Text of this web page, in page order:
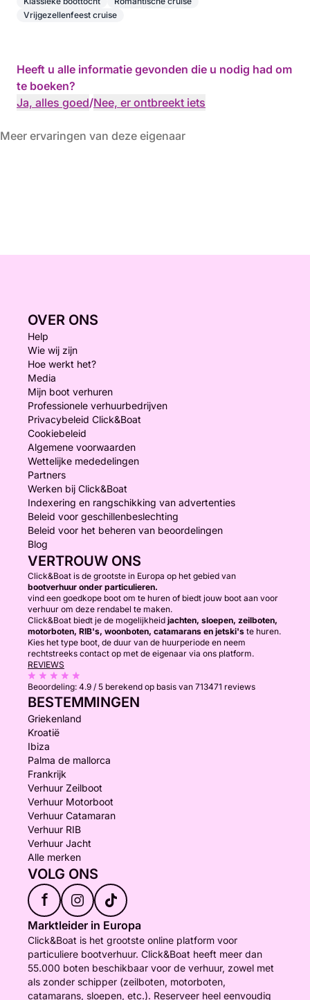
Vrijgezellenfeest cruise
Heeft u alle informatie gevonden die u nodig had om
te boeken?
Ja, alles goed/Nee, er ontbreekt iets
Meer ervaringen van deze eigenaar
OVER ONS
Help
Wie wij zijn
Hoe werkt het?
Media
Mijn boot verhuren
Professionele verhuurbedrijven
Privacybeleid Click&Boat
Cookiebeleid
Algemene voorwaarden
Wettelijke mededelingen
Partners
Werken bij Click&Boat
Indexering en rangschikking van advertenties
Beleid voor geschillenbeslechting
Beleid voor het beheren van beoordelingen
Blog
VERTROUW ONS
Click&Boat is de grootste in Europa op het gebied van
bootverhuur onder particulieren.
vind een goedkope boot om te huren of biedt jouw boot aan voor
verhuur om deze rendabel te maken.
Click&Boat biedt je de mogelijkheid jachten, sloepen, zeilboten,
motorboten, RIB's, woonboten, catamarans en jetski's te huren.
Kies het type boot, de duur van de huurperiode en neem
rechtstreeks contact op met de eigenaar via ons platform.
REVIEWS
Beoordeling: 4.9 / 5 berekend op basis van 713471 reviews
BESTEMMINGEN
Griekenland
Kroatië
Ibiza
Palma de mallorca
Frankrijk
Verhuur Zeilboot
Verhuur Motorboot
Verhuur Catamaran
Verhuur RIB
Verhuur Jacht
Alle merken
VOLG ONS
f
Marktleider in Europa
Click&Boat is het grootste online platform voor
particuliere bootverhuur. Click&Boat heeft meer dan
55.000 boten beschikbaar voor de verhuur, zowel met
als zonder schipper (zeilboten, motorboten,
catamarans, sloepen, etc.). Reserveer heel eenvoudig